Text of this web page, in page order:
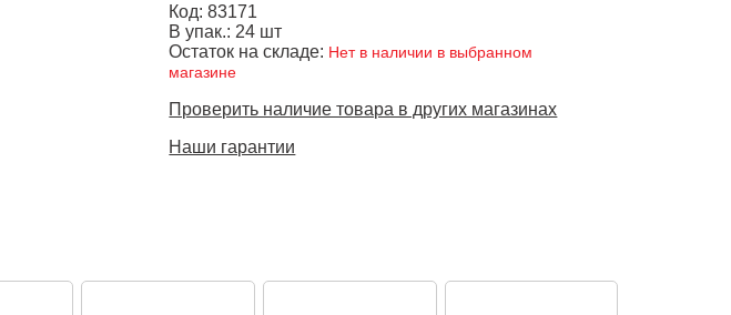
Код: 83171
В упак.: 24 шт
Остаток на складе: Нет в наличии в выбранном
магазине
Проверить наличие товара в других магазинах
Наши гарантии